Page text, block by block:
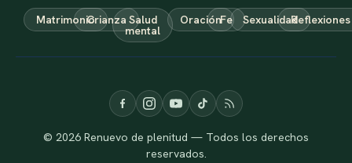
MatrimonioCrianza Salud
mental
OraciónFe SexualidadReflexiones
© 2026 Renuevo de plenitud — Todos los derechos
reservados.